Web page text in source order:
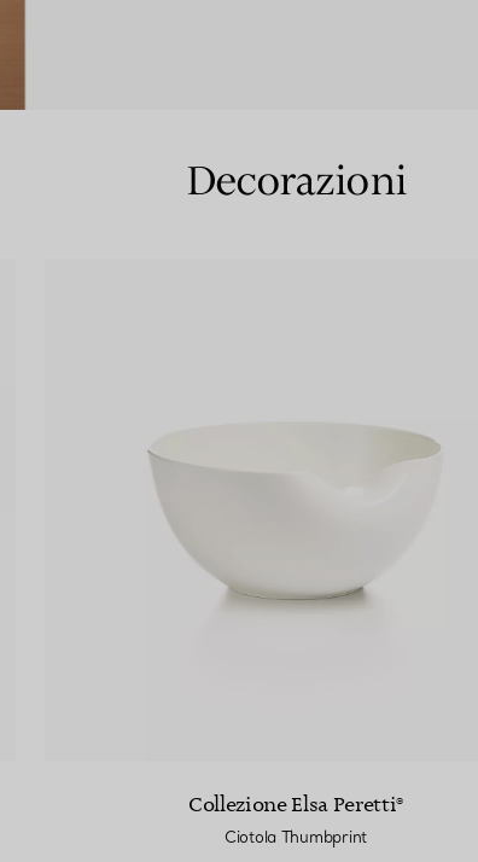
con un esperto di diamanti Tiffany.
Decorazioni
Collezione Elsa Peretti®
Ciotola Thumbprint